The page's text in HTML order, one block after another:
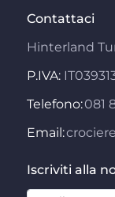
Contattaci
Hinterland
P.IVA:
Telefono:081
Email:
Iscriviti alla